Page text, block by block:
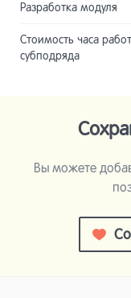
Разработка модуля
Стоимость часа
субподряда
Вы можете